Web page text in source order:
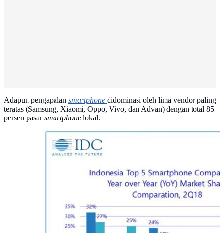
Adapun pengapalan smartphone didominasi oleh lima vendor paling
teratas (Samsung, Xiaomi, Oppo, Vivo, dan Advan) dengan total 85
persen pasarsmartphone lokal.